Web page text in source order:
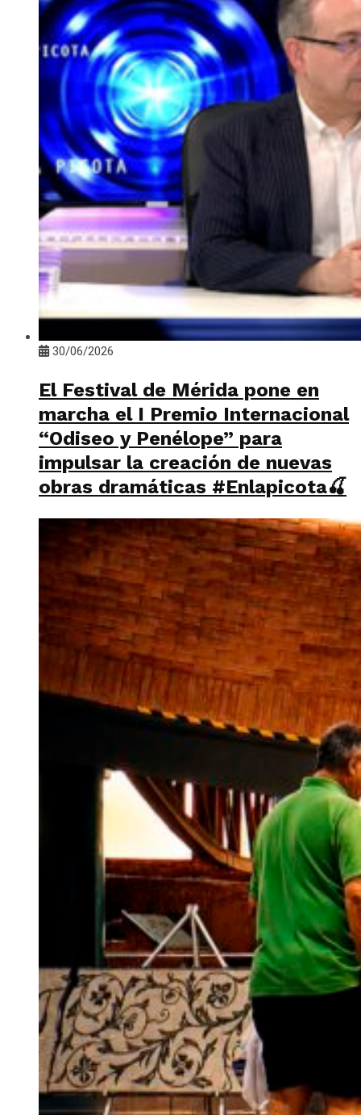
30/06/2026
El Festival de Mérida pone en
marcha el I Premio Internacional
“Odiseo y Penélope” para
impulsar la creación de nuevas
obras dramáticas #Enlapicota🍒